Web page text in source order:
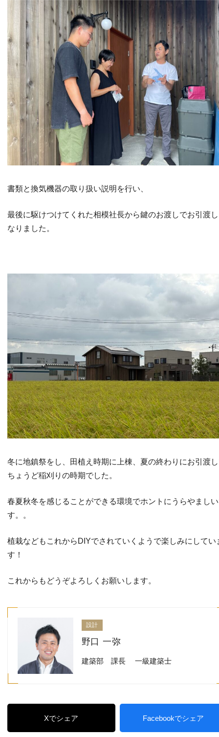
書類と換気機器の取り扱い説明を行い、
最後に駆けつけてくれた相模社長から鍵のお渡しでお引渡
なりました。
冬に地鎮祭をし、田植え時期に上棟、夏の終わりにお引渡
ちょうど稲刈りの時期でした。
春夏秋冬を感じることができる環境でホントにうらやまし
す。。
植栽などもこれからDIYでされていくようで楽しみにしてい
す！
これからもどうぞよろしくお願いします。
設計
野口 一弥
建築部 課長 一級建築士
Xでシェア Facebookでシェア